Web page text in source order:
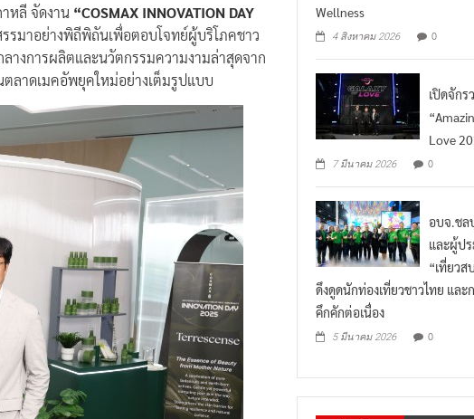
หลี จัดงาน “COSMAX INNOVATION DAY
มาอย่างพิถีพิถันเพื่อตอบโจทย์ผู้บริโภคชาว
างการผลิตและนวัตกรรมความงามล่าสุดจาก
ตลาดเมคอัพยุคใหม่อย่างเต็มรูปแบบ
Wellness
4 สิงหาคม 2026 0
เปิดจักร
Love
7 มีนาคม 2026 0
อบจ.ชล
และผู้ป
“เที่ยวส
ดึงดูดนักท่องเที่ยวชาวไทย แล
คึกคักต่อเนื่อง
5 มีนาคม 2026 0